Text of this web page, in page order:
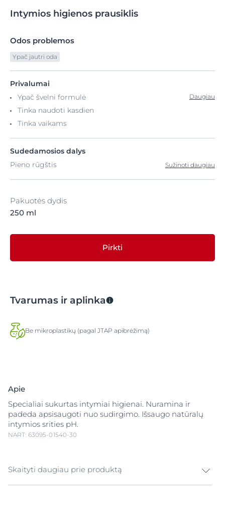
Intymios higienos prausiklis
Odos problemos
Ypač jautri oda
Privalumai
Ypač švelni formulė
Tinka naudoti kasdien
Tinka vaikams
Daugiau
Sudedamosios dalys
Pieno rūgštis
Sužinoti daugiau
Pakuotės dydis
250 ml
Pirkti
Tvarumas ir aplinka
Be mikroplastikų (pagal JTAP apibrėžimą)
Apie
Specialiai sukurtas intymiai higienai. Nuramina ir
padeda apsisaugoti nuo sudirgimo. Išsaugo natūralų
intymios srities pH.
NART: 63095-01540-30
Skaityti daugiau prie produktą